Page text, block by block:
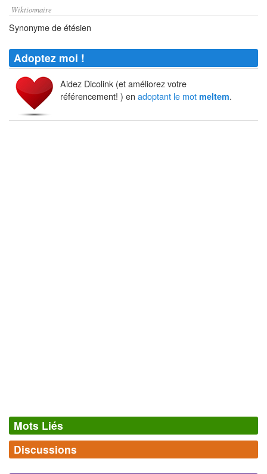
Wiktionnaire
Synonyme de étésien
Adoptez moi !
Aidez Dicolink (et améliorez votre
référencement! ) en adoptant le mot meltem.
Mots Liés
Synonymes(0)
Discussions